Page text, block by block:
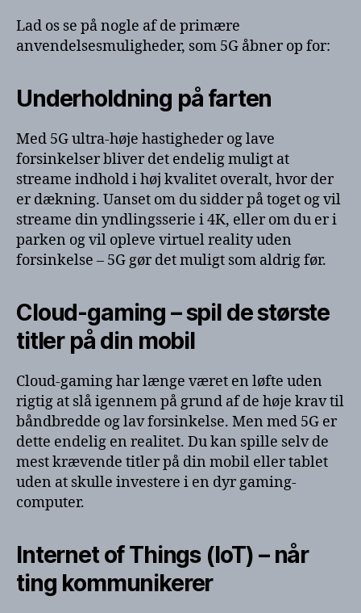
Lad os se på nogle af de primære
anvendelsesmuligheder, som 5G åbner op for:
Underholdning på farten
Med 5G ultra-høje hastigheder og lave
forsinkelser bliver det endelig muligt at
streame indhold i høj kvalitet overalt, hvor der
er dækning. Uanset om du sidder på toget og vil
streame din yndlingsserie i 4K, eller om du er i
parken og vil opleve virtuel reality uden
forsinkelse – 5G gør det muligt som aldrig før.
Cloud-gaming – spil de største
titler på din mobil
Cloud-gaming har længe været en løfte uden
rigtig at slå igennem på grund af de høje krav til
båndbredde og lav forsinkelse. Men med 5G er
dette endelig en realitet. Du kan spille selv de
mest krævende titler på din mobil eller tablet
uden at skulle investere i en dyr gaming-
computer.
Internet of Things (IoT) – når
ting kommunikerer